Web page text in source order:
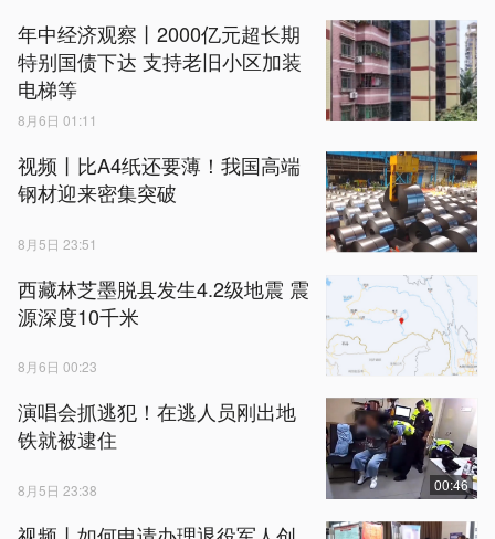
年中经济观察丨2000亿元超长期
特别国债下达 支持老旧小区加装
电梯等
8月6日 01:11
视频丨比A4纸还要薄！我国高端
钢材迎来密集突破
8月5日 23:51
西藏林芝墨脱县发生4.2级地震 震
源深度10千米
8月6日 00:23
演唱会抓逃犯！在逃人员刚出地
铁就被逮住
8月5日 23:38 00:46